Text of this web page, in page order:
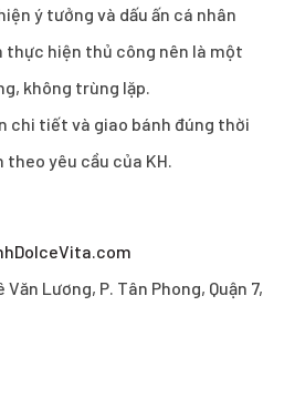
ý tưởng và dấu ấn cá nhân
thực hiện thủ công nên là một
không trùng lặp.
chi tiết và giao bánh đúng thời
yêu cầu của KH.
Lương, P. Tân Phong, Quận 7,